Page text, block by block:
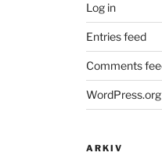
Log in
Entries feed
Comments
WordPress.org
ARKIV